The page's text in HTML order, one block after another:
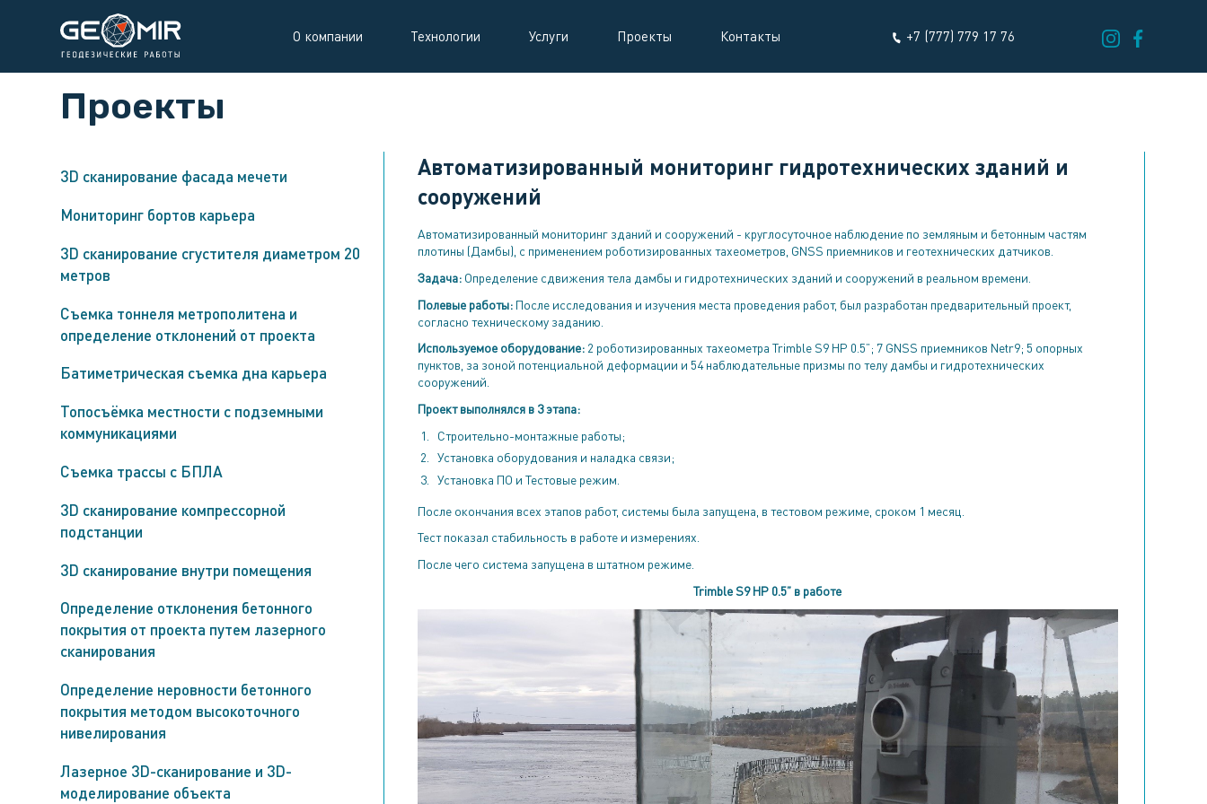
О компании Технологии Услуги Проекты Контакты +7 (777) 779 17 76
Проекты
3D cканирование фасада мечети
Мониторинг бортов карьера
3D сканирование сгустителя диаметром 20
метров
Съемка тоннеля метрополитена и
определение отклонений от проекта
Батиметрическая съемка дна карьера
Топосъёмка местности с подземными
коммуникациями
Съемка трассы с БПЛА
3D сканирование компрессорной
подстанции
3D сканирование внутри помещения
Определение отклонения бетонного
покрытия от проекта путем лазерного
сканирования
Определение неровности бетонного
покрытия методом высокоточного
нивелирования
Лазерное 3D-сканирование и 3D-
моделирование объекта
Автоматизированный мониторинг гидротехнических зданий и
сооружений
Автоматизированный мониторинг зданий и сооружений - круглосуточное наблюдение по земляным и бетонным частям
плотины (Дамбы), с применением роботизированных тахеометров, GNSS приемников и геотехнических датчиков.
Задача: Определение сдвижения тела дамбы и гидротехнических зданий и сооружений в реальном времени.
Полевые работы: После исследования и изучения места проведения работ, был разработан предварительный проект,
согласно техническому заданию.
Используемое оборудование: 2 роботизированных тахеометра Trimble S9 HP 0.5”; 7 GNSS приемников Netr9; 5 опорных
пунктов, за зоной потенциальной деформации и 54 наблюдательные призмы по телу дамбы и гидротехнических
сооружений.
Проект выполнялся в 3 этапа:
Строительно-монтажные работы;
Установка оборудования и наладка связи;
Установка ПО и Тестовые режим.
После окончания всех этапов работ, системы была запущена, в тестовом режиме, сроком 1 месяц.
Тест показал стабильность в работе и измерениях.
После чего система запущена в штатном режиме.
Trimble S9 HP 0.5” в работе